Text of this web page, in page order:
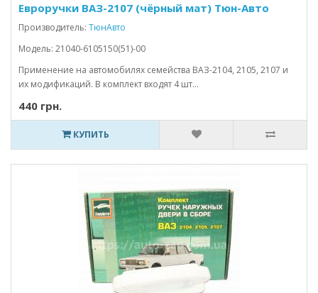
Евроручки ВАЗ-2107 (чёрный мат) Тюн-Авто
Производитель: ТюнАвто
Модель: 21040-6105150(51)-00
Применение на автомобилях семейства ВАЗ-2104, 2105, 2107 и
их модификаций. В комплект входят 4 шт...
440 грн.
КУПИТЬ